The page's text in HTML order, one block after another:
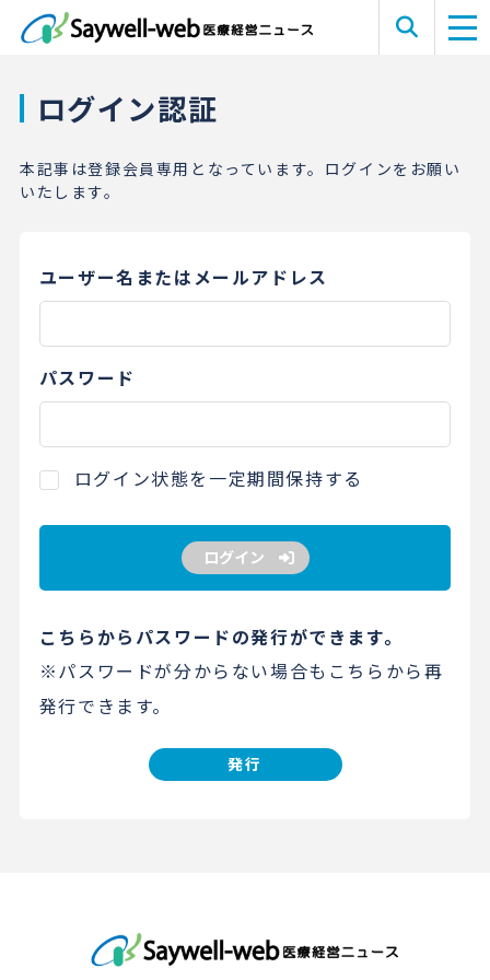
ログイン認証
本記事は登録会員専用となっています。ログインをお願い
いたします。
ユーザー名またはメールアドレス
パスワード
ログイン状態を一定期間保持する
ログイン
こちらからパスワードの発行ができます。
※パスワードが分からない場合もこちらから再
発行できます。
発行